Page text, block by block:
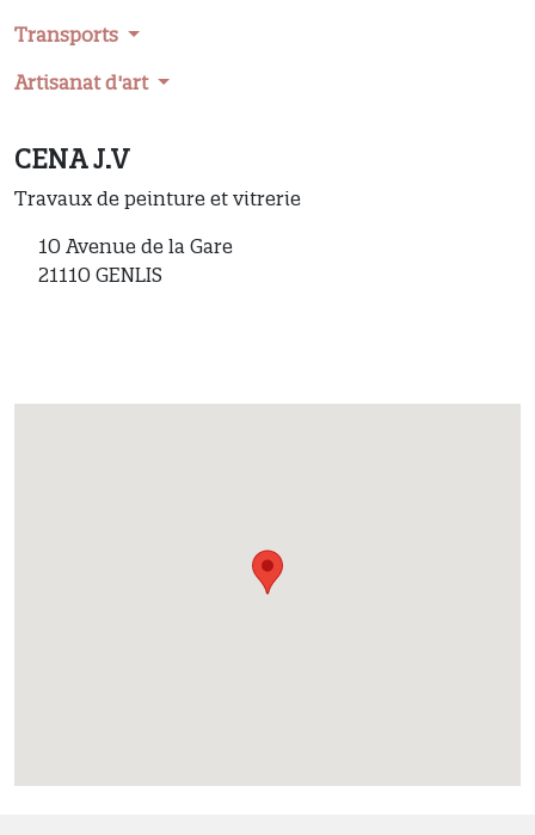
Transports
Artisanat d'art
CENA J.V
Travaux de peinture et vitrerie
10 Avenue de la Gare
21110 GENLIS